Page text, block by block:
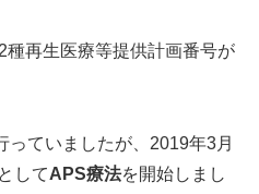
再生医療等提供計画番号が
っていましたが、2019年3月
してAPS療法を開始しまし